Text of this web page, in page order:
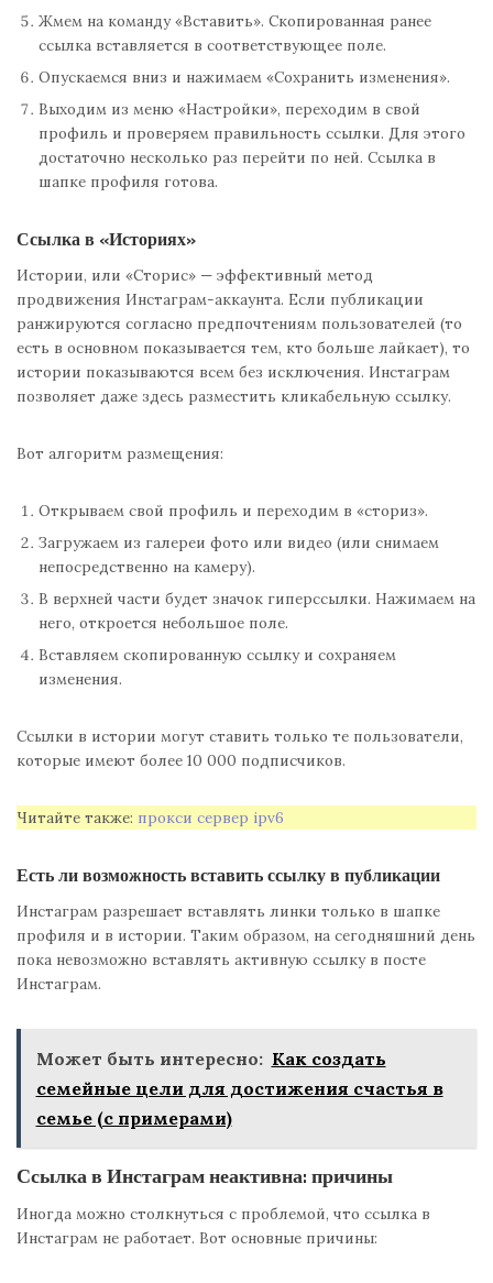
Жмем на команду «Вставить». Скопированная ранее
ссылка вставляется в соответствующее поле.
Опускаемся вниз и нажимаем «Сохранить изменения».
Выходим из меню «Настройки», переходим в свой
профиль и проверяем правильность ссылки. Для этого
достаточно несколько раз перейти по ней. Ссылка в
шапке профиля готова.
Ссылка в «Историях»
Истории, или «Сторис» — эффективный метод
продвижения Инстаграм-аккаунта. Если публикации
ранжируются согласно предпочтениям пользователей (то
есть в основном показывается тем, кто больше лайкает), то
истории показываются всем без исключения. Инстаграм
позволяет даже здесь разместить кликабельную ссылку.
Вот алгоритм размещения:
Открываем свой профиль и переходим в «сториз».
Загружаем из галереи фото или видео (или снимаем
непосредственно на камеру).
В верхней части будет значок гиперссылки. Нажимаем на
него, откроется небольшое поле.
Вставляем скопированную ссылку и сохраняем
изменения.
Ссылки в истории могут ставить только те пользователи,
которые имеют более 10 000 подписчиков.
Читайте также: прокси сервер ipv6
Есть ли возможность вставить ссылку в публикации
Инстаграм разрешает вставлять линки только в шапке
профиля и в истории. Таким образом, на сегодняшний день
пока невозможно вставлять активную ссылку в посте
Инстаграм.
Может быть интересно: Как создать
семейные цели для достижения счастья в
семье (с примерами)
Ссылка в Инстаграм неактивна: причины
Иногда можно столкнуться с проблемой, что ссылка в
Инстаграм не работает. Вот основные причины: